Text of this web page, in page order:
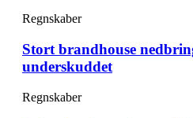
Regnskaber
Stort brandhouse
underskuddet
Regnskaber